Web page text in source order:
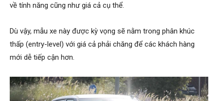
về tính năng cũng như giá cả cụ thể.
Dù vậy, mẫu xe này được kỳ vọng sẽ nằm trong phân khúc
thấp (entry-level) với giá cả phải chăng để các khách hàng
mới dễ tiếp cận hơn.